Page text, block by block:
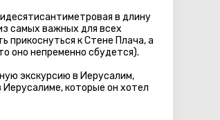
в длину
самых важных для всех
к Стене Плача, а
оно непременно сбудется).
экскурсию в Иерусалим,
которые он хотел